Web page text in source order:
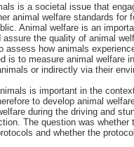
is a societal issue that
animal welfare standards for
Animal welfare is an
the quality of animal
assess how animals
is to measure animal welfare
or indirectly via their
is important in the
to develop animal
during the driving and
The question was whether
and whether the